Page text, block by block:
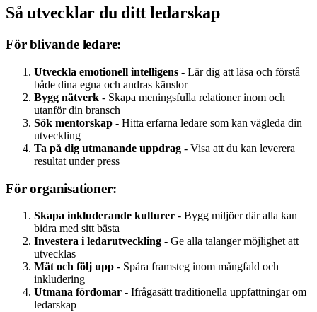
Så utvecklar du ditt ledarskap
För blivande ledare:
Utveckla emotionell intelligens - Lär dig att läsa och förstå
både dina egna och andras känslor
Bygg nätverk - Skapa meningsfulla relationer inom och
utanför din bransch
Sök mentorskap - Hitta erfarna ledare som kan vägleda din
utveckling
Ta på dig utmanande uppdrag - Visa att du kan leverera
resultat under press
För organisationer:
Skapa inkluderande kulturer - Bygg miljöer där alla kan
bidra med sitt bästa
Investera i ledarutveckling - Ge alla talanger möjlighet att
utvecklas
Mät och följ upp - Spåra framsteg inom mångfald och
inkludering
Utmana fördomar - Ifrågasätt traditionella uppfattningar om
ledarskap